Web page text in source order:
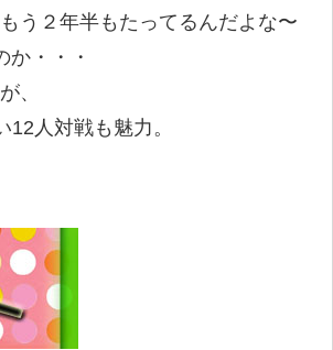
う２年半もたってるんだよな〜
・・・
、
人対戦も魅力。